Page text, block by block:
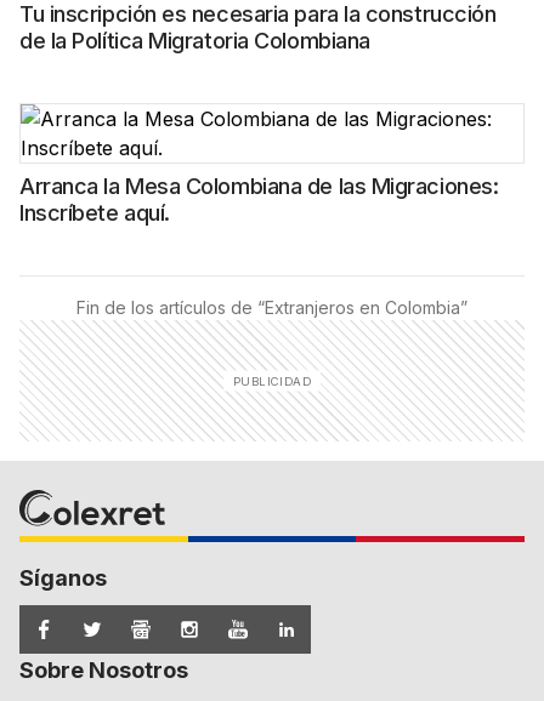
Tu inscripción es necesaria para la construcción
de la Política Migratoria Colombiana
Arranca la Mesa Colombiana de las Migraciones:
Inscríbete aquí.
Fin de los artículos de “Extranjeros en Colombia”
Síganos
Sobre Nosotros